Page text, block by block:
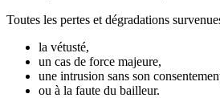
Toutes les pertes et dégradations
la vétusté,
un cas de force majeure,
une intrusion sans son
ou à la faute du bailleur.